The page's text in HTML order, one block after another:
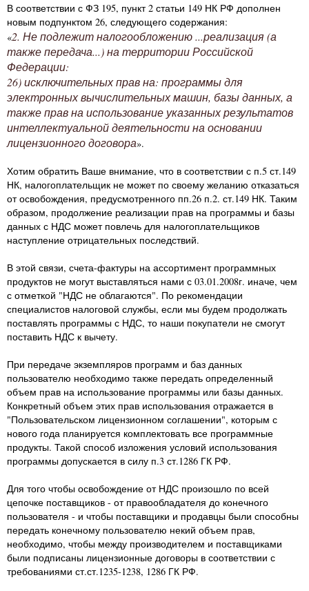
В соответствии с ФЗ 195, пункт 2 статьи 149 НК РФ дополнен
новым подпунктом 26, следующего содержания:
«2. Не подлежит налогообложению ...реализация (а
также передача...) на территории Российской
Федерации:
26) исключительных прав на: программы для
электронных вычислительных машин, базы данных, а
также прав на использование указанных результатов
интеллектуальной деятельности на основании
лицензионного договора».
Хотим обратить Ваше внимание, что в соответствии с п.5 ст.149
НК, налогоплательщик не может по своему желанию отказаться
от освобождения, предусмотренного пп.26 п.2. ст.149 НК. Таким
образом, продолжение реализации прав на программы и базы
данных с НДС может повлечь для налогоплательщиков
наступление отрицательных последствий.
В этой связи, счета-фактуры на ассортимент программных
продуктов не могут выставляться нами с 03.01.2008г. иначе, чем
с отметкой "НДС не облагаются". По рекомендации
специалистов налоговой службы, если мы будем продолжать
поставлять программы с НДС, то наши покупатели не смогут
поставить НДС к вычету.
При передаче экземпляров программ и баз данных
пользователю необходимо также передать определенный
объем прав на использование программы или базы данных.
Конкретный объем этих прав использования отражается в
"Пользовательском лицензионном соглашении", которым с
нового года планируется комплектовать все программные
продукты. Такой способ изложения условий использования
программы допускается в силу п.3 ст.1286 ГК РФ.
Для того чтобы освобождение от НДС произошло по всей
цепочке поставщиков - от правообладателя до конечного
пользователя - и чтобы поставщики и продавцы были способны
передать конечному пользователю некий объем прав,
необходимо, чтобы между производителем и поставщиками
были подписаны лицензионные договоры в соответствии с
требованиями ст.ст.1235-1238, 1286 ГК РФ.